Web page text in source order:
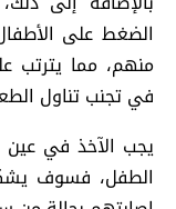
الضغط على
منهم، مما
في تجنب تناول
يجب الآخذ في عين
الطفل، فسوف